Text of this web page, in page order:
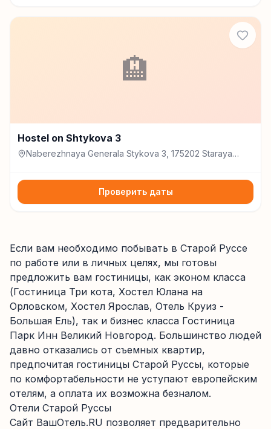
🏨
Hostel on Shtykova 3
Naberezhnaya Generala Stykova 3, 175202 Staraya
Проверить даты
Если вам необходимо побывать в Старой Руссе
по работе или в личных целях, мы готовы
предложить вам гостиницы, как эконом класса
(Гостиница Три кота, Хостел Юлана на
Орловском, Хостел Ярослав, Отель Круиз -
Большая Ель), так и бизнес класса Гостиница
Парк Инн Великий Новгород. Большинство людей
давно отказались от съемных квартир,
предпочитая гостиницы Старой Руссы, которые
по комфортабельности не уступают европейским
отелям, а оплата их возможна безналом.
Отели Старой Руссы
Сайт ВашОтель.RU позволяет предварительно